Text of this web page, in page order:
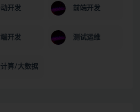
开发 前端开发
端开发 测试运维
计算/大数据